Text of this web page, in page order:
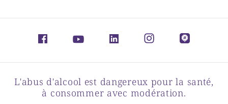
L'abus d'alcool est dangereux pour la santé,
à consommer avec modération.